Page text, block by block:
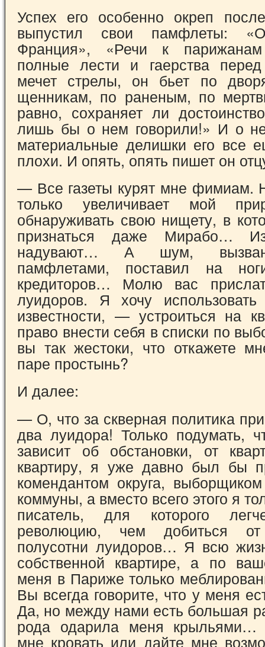
Успех его особенно окреп
выпу­стил свои памфлеты:
Франция», «Речи к
полные лести и гаерства
мечет стрелы, он бьет по
щенникам, по раненым, по
равно, со­храняет ли
лишь бы о нем гово­рили!» И о
материальные делишки его все
плохи. И опять, опять пишет он
— Все газеты курят мне фимиам.
только увеличивает мой
обнаруживать свою нищету, в
признаться даже Ми­рабо…
надувают… А шум,
памфлетами, поставил на
кредито­ров… Молю вас
луидоров. Я хочу
известности, — устроиться на
право внести себя в списки по
вы так жестоки, что откажете
паре простынь?
И далее:
— О, что за скверная политика
два луидора! Только подумать,
зависит об об­становки, от
квартиру, я уже давно был бы
комендантом округа,
коммуны, а вместо всего этого я
писатель, для которого
революцию, чем добиться
полусотни луи­доров… Я всю
собственной квартире, а по
меня в Париже только
Вы всегда говорите, что у меня
Да, но между нами есть большая
рода одарила меня
мне кровать или дайте мне